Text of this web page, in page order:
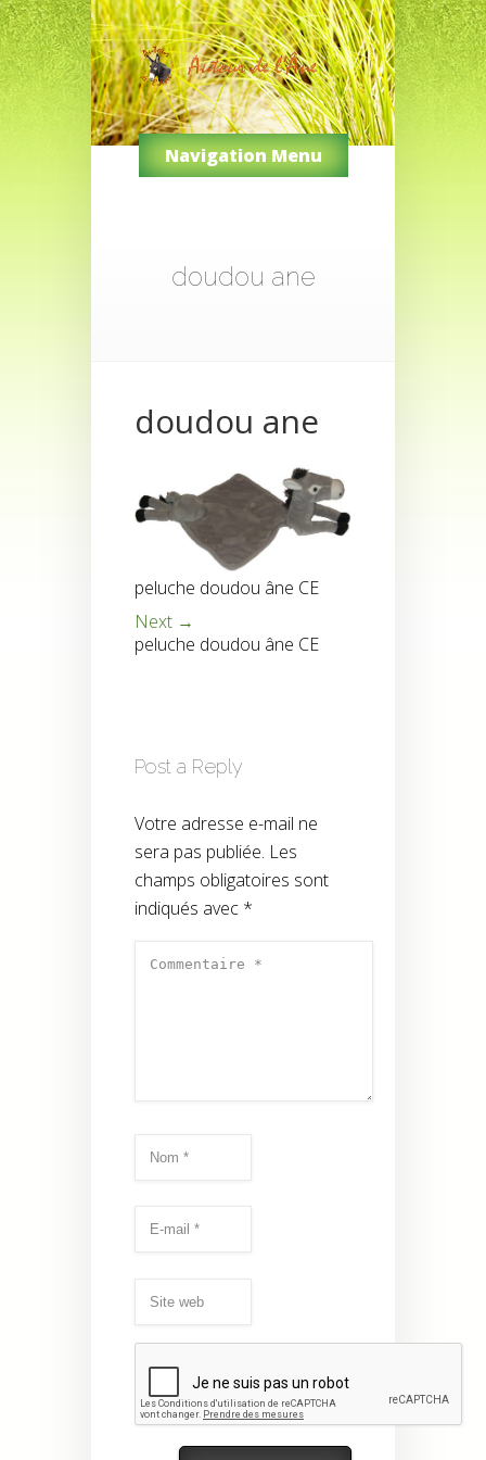
Navigation Menu
doudou ane
doudou ane
peluche doudou âne CE
Next →
peluche doudou âne CE
Post a Reply
Votre adresse e-mail ne
sera pas publiée. Les
champs obligatoires sont
indiqués avec *